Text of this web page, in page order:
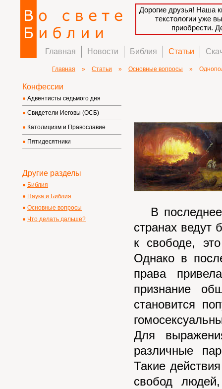
Дорогие друзья! Наша
текстологии уже
приобрести.
Главная Новости Библия Статьи
Главная » Статьи » Основные вопросы »
В последнее
странах ведут
к свободе,
Однако в
права
признание
становится
Для
различные
Такие
свобод
Конфессии
Адвентисты седьмого дня
Свидетели Иеговы (ОСБ)
Католицизм и Православие
Пятидесятники
Другие разделы
Библия
Наука и Библия
Основные вопросы
Что делать дальше?